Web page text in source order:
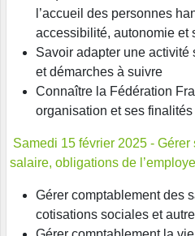
l’accueil des personnes
accessibilité, autonomie et
Savoir adapter une activité
et démarches à suivre
Connaître la Fédération
organisation et ses finalités
Samedi 15 février 2025 -
salaire, obligations de
Gérer comptablement des
cotisations sociales et